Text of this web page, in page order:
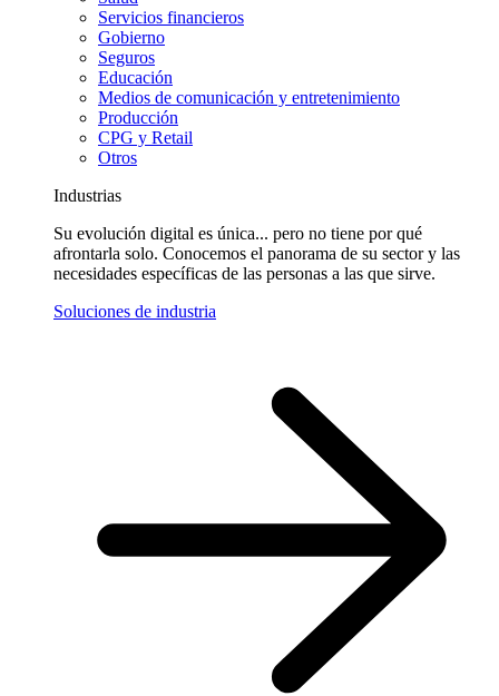
Servicios financieros
Gobierno
Seguros
Educación
Medios de comunicación y entretenimiento
Producción
CPG y Retail
Otros
Industrias
Su evolución digital es única... pero no tiene por qué
afrontarla solo. Conocemos el panorama de su sector y las
necesidades específicas de las personas a las que sirve.
Soluciones de industria